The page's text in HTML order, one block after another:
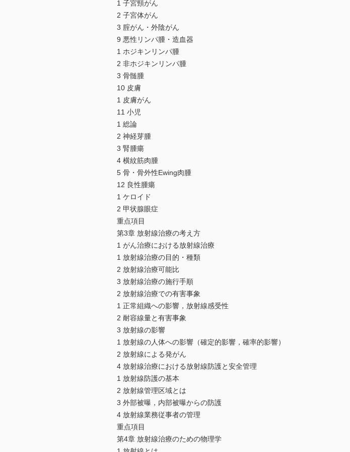
1 子宮頸がん
2 子宮体がん
3 腟がん・外陰がん
9 悪性リンパ腫・造血器
1 ホジキンリンパ腫
2 非ホジキンリンパ腫
3 骨髄腫
10 皮膚
1 皮膚がん
11 小児
1 総論
2 神経芽腫
3 腎腫瘍
4 横紋筋肉腫
5 骨・骨外性Ewing肉腫
12 良性腫瘍
1 ケロイド
2 甲状腺眼症
重点項目
第3章 放射線治療の考え方
1 がん治療における放射線治療
1 放射線治療の目的・種類
2 放射線治療可能比
3 放射線治療の施行手順
2 放射線治療での有害事象
1 正常組織への影響，放射線感受性
2 耐容線量と有害事象
3 放射線の影響
1 放射線の人体への影響（確定的影響，確率的影響）
2 放射線による発がん
4 放射線治療における放射線防護と安全管理
1 放射線防護の基本
2 放射線管理区域とは
3 外部被曝，内部被曝からの防護
4 放射線業務従事者の管理
重点項目
第4章 放射線治療のための物理学